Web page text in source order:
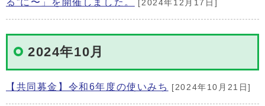
る”に〜」を開催しました。
[2024年12月17日]
2024年10月
【共同募金】令和6年度の使いみち [2024年10月21日]